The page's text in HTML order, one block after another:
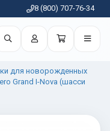
8 (800) 707-76-34
для новорожденных
Grand I-Nova (шасси